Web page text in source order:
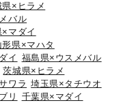
県×ヒラメ
バル
×マダイ
形県×マハタ
イ 福島県×ウスメバル
茨城県×ヒラメ
ワラ 埼玉県×タチウオ
リ
千葉県×マダイ